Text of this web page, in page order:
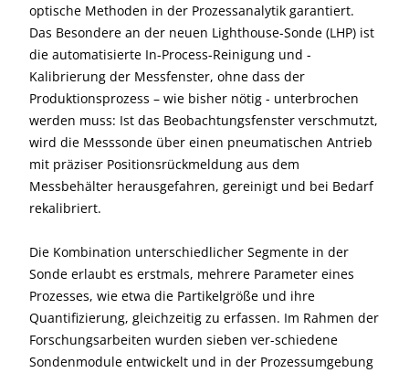
optische Methoden in der Prozessanalytik garantiert.
Das Besondere an der neuen Lighthouse-Sonde (LHP) ist
die automatisierte In-Process-Reinigung und -
Kalibrierung der Messfenster, ohne dass der
Produktionsprozess – wie bisher nötig - unterbrochen
werden muss: Ist das Beobachtungsfenster verschmutzt,
wird die Messsonde über einen pneumatischen Antrieb
mit präziser Positionsrückmeldung aus dem
Messbehälter herausgefahren, gereinigt und bei Bedarf
rekalibriert.
Die Kombination unterschiedlicher Segmente in der
Sonde erlaubt es erstmals, mehrere Parameter eines
Prozesses, wie etwa die Partikelgröße und ihre
Quantifizierung, gleichzeitig zu erfassen. Im Rahmen der
Forschungsarbeiten wurden sieben ver-schiedene
Sondenmodule entwickelt und in der Prozessumgebung